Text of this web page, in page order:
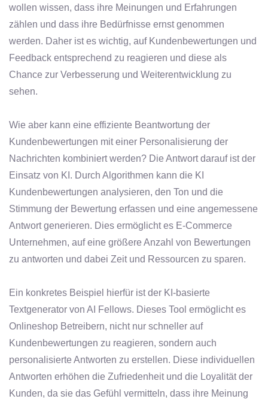
wollen wissen, dass ihre Meinungen und Erfahrungen
zählen und dass ihre Bedürfnisse ernst genommen
werden. Daher ist es wichtig, auf Kundenbewertungen und
Feedback entsprechend zu reagieren und diese als
Chance zur Verbesserung und Weiterentwicklung zu
sehen.
Wie aber kann eine effiziente Beantwortung der
Kundenbewertungen mit einer Personalisierung der
Nachrichten kombiniert werden? Die Antwort darauf ist der
Einsatz von KI. Durch Algorithmen kann die KI
Kundenbewertungen analysieren, den Ton und die
Stimmung der Bewertung erfassen und eine angemessene
Antwort generieren. Dies ermöglicht es E-Commerce
Unternehmen, auf eine größere Anzahl von Bewertungen
zu antworten und dabei Zeit und Ressourcen zu sparen.
Ein konkretes Beispiel hierfür ist der KI-basierte
Textgenerator von AI Fellows. Dieses Tool ermöglicht es
Onlineshop Betreibern, nicht nur schneller auf
Kundenbewertungen zu reagieren, sondern auch
personalisierte Antworten zu erstellen. Diese individuellen
Antworten erhöhen die Zufriedenheit und die Loyalität der
Kunden, da sie das Gefühl vermitteln, dass ihre Meinung